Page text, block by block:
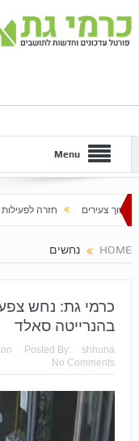
Menu
חזרה לפעילות המזרקה
HOME נחשים
כרמי גת: נחש
בהנרייטה סאלד
Posted By: shhuna
on:
No Comments